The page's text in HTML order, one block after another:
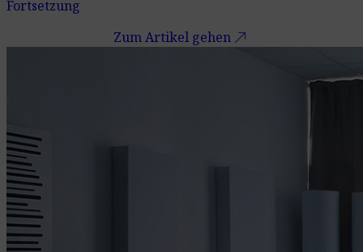
Fortsetzung
Zum Artikel gehencall_made